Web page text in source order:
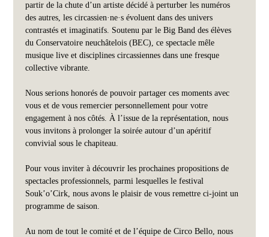
partir de la chute d’un artiste décidé à perturber les numéros
des autres, les circassien·ne·s évoluent dans des univers
contrastés et imaginatifs. Soutenu par le Big Band des élèves
du Conservatoire neuchâtelois (BEC), ce spectacle mêle
musique live et disciplines circassiennes dans une fresque
collective vibrante.
Nous serions honorés de pouvoir partager ces moments avec
vous et de vous remercier personnellement pour votre
engagement à nos côtés. À l’issue de la représentation, nous
vous invitons à prolonger la soirée autour d’un apéritif
convivial sous le chapiteau.
Pour vous inviter à découvrir les prochaines propositions de
spectacles professionnels, parmi lesquelles le festival
Souk’o’Cirk, nous avons le plaisir de vous remettre ci-joint un
programme de saison.
Au nom de tout le comité et de l’équipe de Circo Bello, nous